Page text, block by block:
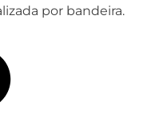
por bandeira.